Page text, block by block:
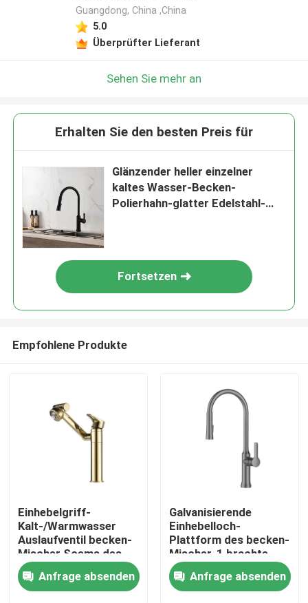
Nach Hause
Guangdong, China ,China
5.0
Überprüfter Lieferant
Sehen Sie mehr an
Erhalten Sie den besten Preis für
Glänzender heller einzelner
kaltes Wasser-Becken-
Polierhahn-glatter Edelstahl-
Fortsetzen
Empfohlene Produkte
Einhebelgriff-
Kalt-/Warmwasser
Auslaufventil becken-
Mischer Soems des
Badezimmer-SS304
einzelnes
Anfrage absenden
Galvanisierende
Einhebelloch-
Plattform des becken-
Mischer-1 brachte
rostfreies
Kalt-/Warmwasser
Auslaufventil an
Anfrage absenden